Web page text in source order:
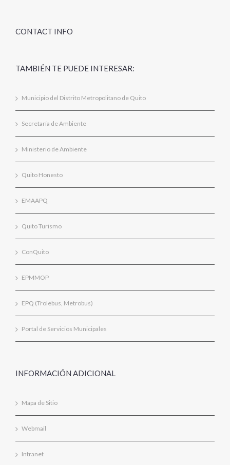
CONTACT INFO
TAMBIÉN TE PUEDE INTERESAR:
Municipio del Distrito Metropolitano de Quito
Secretaría de Ambiente
Ministerio de Ambiente
Quito Honesto
EMAAPQ
Quito Turismo
ConQuito
EPMMOP
EPQ (Trolebus, Metrobus)
Portal de Servicios Municipales
INFORMACIÓN ADICIONAL
Mapa de Sitio
Webmail
Intranet